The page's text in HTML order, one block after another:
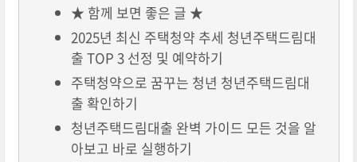
★ 함께 보면 좋은 글 ★
2025년 최신 주택청약 추세 청년주택드림대
출 TOP 3 선정 및 예약하기
주택청약으로 꿈꾸는 청년 청년주택드림대
출 확인하기
청년주택드림대출 완벽 가이드 모든 것을 알
아보고 바로 실행하기